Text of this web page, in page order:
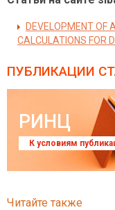
DEVELOPMENT OF
CALCULATIONS FOR
ПУБЛИКАЦИИ
РИНЦ
К условиям
Читайте также